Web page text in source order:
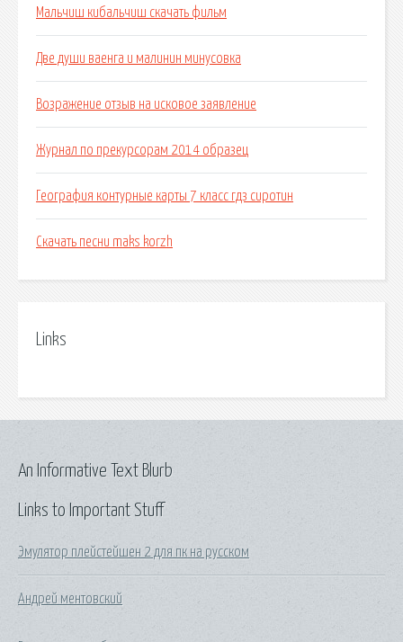
Мальчиш кибальчиш скачать фильм
Две души ваенга и малинин минусовка
Возражение отзыв на исковое заявление
Журнал по прекурсорам 2014 образец
География контурные карты 7 класс гдз сиротин
Скачать песни maks korzh
Links
Links to Important Stuff
Эмулятор плейстейшен 2 для пк на русском
Андрей ментовский
An Informative Text Blurb